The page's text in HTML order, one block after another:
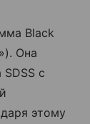
Black
Она
с
этому